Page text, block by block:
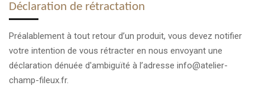
Déclaration de rétractation
Préalablement à tout retour d’un produit, vous devez notifier
votre intention de vous rétracter en nous envoyant une
déclaration dénuée d'ambiguïté à l’adresse info@atelier-
champ-fileux.fr.